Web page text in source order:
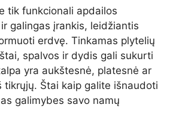
tik funkcionali apdailos
galingas įrankis, leidžiantis
erdvę. Tinkamas plytelių
spalvos ir dydis gali sukurti
yra aukštesnė, platesnė ar
tikrųjų. Štai kaip galite išnaudoti
galimybes savo namų